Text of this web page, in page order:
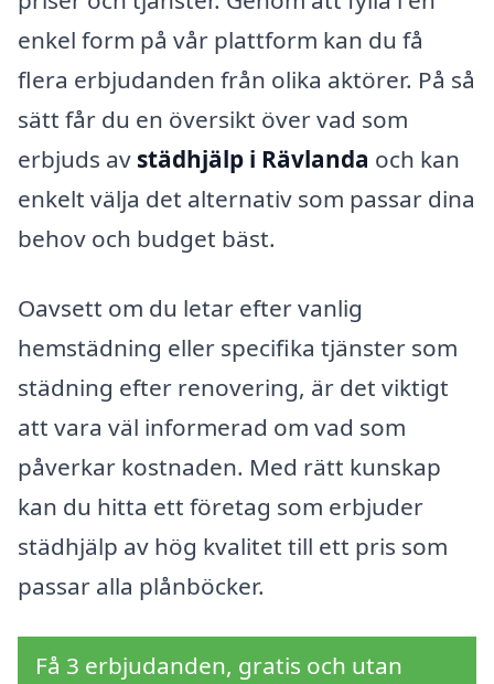
enkel form på vår plattform kan du få
flera erbjudanden från olika aktörer. På så
sätt får du en översikt över vad som
erbjuds av städhjälp i Rävlanda och kan
enkelt välja det alternativ som passar dina
behov och budget bäst.
Oavsett om du letar efter vanlig
hemstädning eller specifika tjänster som
städning efter renovering, är det viktigt
att vara väl informerad om vad som
påverkar kostnaden. Med rätt kunskap
kan du hitta ett företag som erbjuder
städhjälp av hög kvalitet till ett pris som
passar alla plånböcker.
Få 3 erbjudanden, gratis och utan